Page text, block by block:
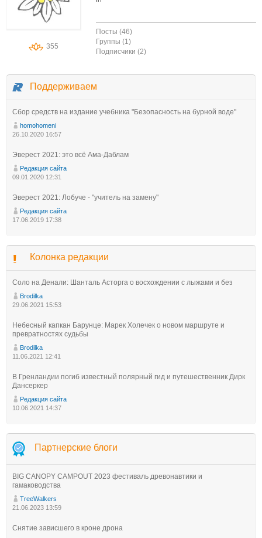
355
Посты (46)
Группы (1)
Подписчики (2)
Поддерживаем
Сбор средств на издание учебника "Безопасность на бурной воде"
homohomeni
26.10.2020 16:57
Эверест 2021: это всё Ама-Даблам
Редакция сайта
09.01.2020 12:31
Эверест 2021: Лобуче - "учитель на замену"
Редакция сайта
17.06.2019 17:38
Колонка редакции
Соло на Денали: Шанталь Асторга о восхождении с лыжами и без
Brodilka
29.06.2021 15:53
Небесный капкан Барунце: Марек Холечек о новом маршруте и
превратностях судьбы
Brodilka
11.06.2021 12:41
В Гренландии погиб известный полярный гид и путешественник Дирк
Дансеркер
Редакция сайта
10.06.2021 14:37
Партнерские блоги
BIG CANOPY CAMPOUT 2023 фестиваль древонавтики и
гамаководства
TreeWalkers
21.06.2023 13:59
Снятие зависшего в кроне дрона